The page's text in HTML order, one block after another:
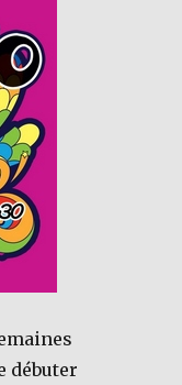
débuter